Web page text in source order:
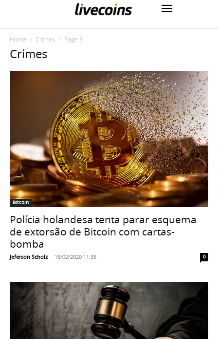
Home Crimes Page 3
Crimes
Bitcoin
Polícia holandesa tenta parar esquema
de extorsão de Bitcoin com cartas-
bomba
Jeferson Scholz - 16/02/2020 11:36 0